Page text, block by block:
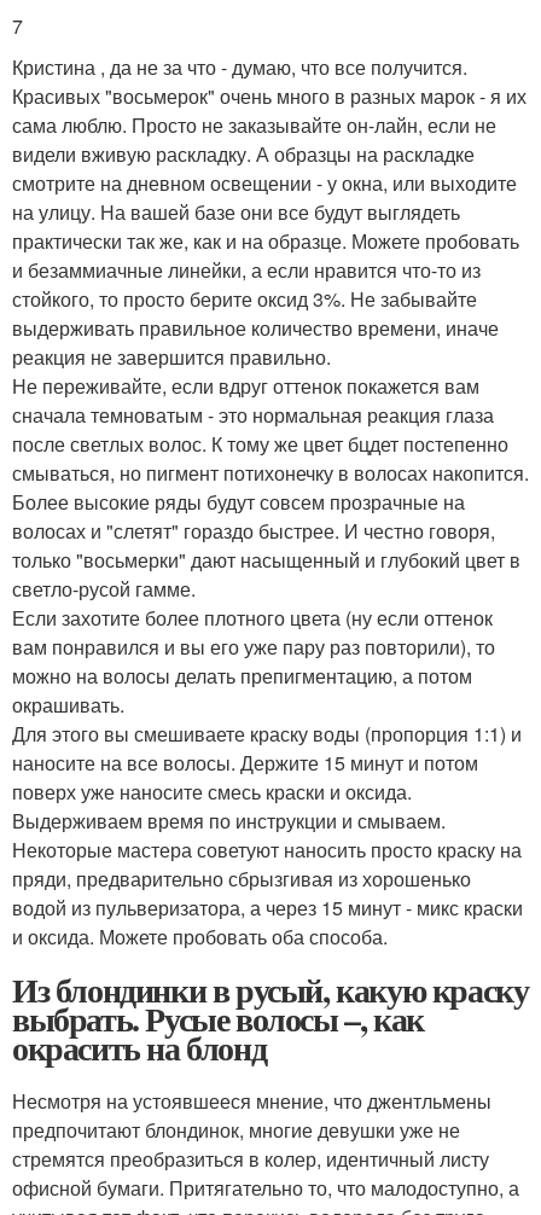
7
Кристина , да не за что - думаю, что все получится.
Красивых "восьмерок" очень много в разных марок - я их
сама люблю. Просто не заказывайте он-лайн, если не
видели вживую раскладку. А образцы на раскладке
смотрите на дневном освещении - у окна, или выходите
на улицу. На вашей базе они все будут выглядеть
практически так же, как и на образце. Можете пробовать
и безаммиачные линейки, а если нравится что-то из
стойкого, то просто берите оксид 3%. Не забывайте
выдерживать правильное количество времени, иначе
реакция не завершится правильно.
Не переживайте, если вдруг оттенок покажется вам
сначала темноватым - это нормальная реакция глаза
после светлых волос. К тому же цвет бцдет постепенно
смываться, но пигмент потихонечку в волосах накопится.
Более высокие ряды будут совсем прозрачные на
волосах и "слетят" гораздо быстрее. И честно говоря,
только "восьмерки" дают насыщенный и глубокий цвет в
светло-русой гамме.
Если захотите более плотного цвета (ну если оттенок
вам понравился и вы его уже пару раз повторили), то
можно на волосы делать препигментацию, а потом
окрашивать.
Для этого вы смешиваете краску воды (пропорция 1:1) и
наносите на все волосы. Держите 15 минут и потом
поверх уже наносите смесь краски и оксида.
Выдерживаем время по инструкции и смываем.
Некоторые мастера советуют наносить просто краску на
пряди, предварительно сбрызгивая из хорошенько
водой из пульверизатора, а через 15 минут - микс краски
и оксида. Можете пробовать оба способа.
Из блондинки в русый, какую краску
выбрать. Русые волосы –, как
окрасить на блонд
Несмотря на устоявшееся мнение, что джентльмены
предпочитают блондинок, многие девушки уже не
стремятся преобразиться в колер, идентичный листу
офисной бумаги. Притягательно то, что малодоступно, а